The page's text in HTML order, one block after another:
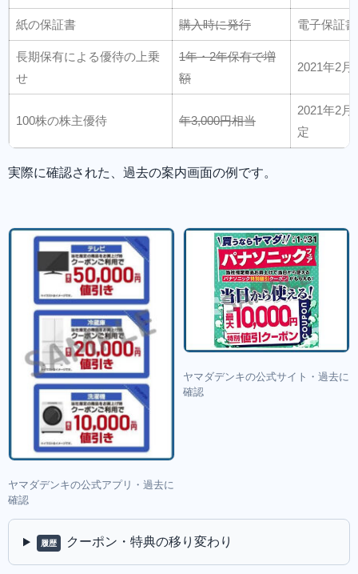
紙の保証書 購入時に発行 電子保証
長期保有による優待の上乗
せ
1年・2年保有で増
額
2021年2月
100株の株主優待 年3,000円相当
2021年2月
定
実際に確認された、過去の案内画面の例です。
ヤマダデンキの公式アプリ・過去に
確認
ヤマダデンキの公式サイト・過去に
確認
履歴 クーポン・特典の移り変わり